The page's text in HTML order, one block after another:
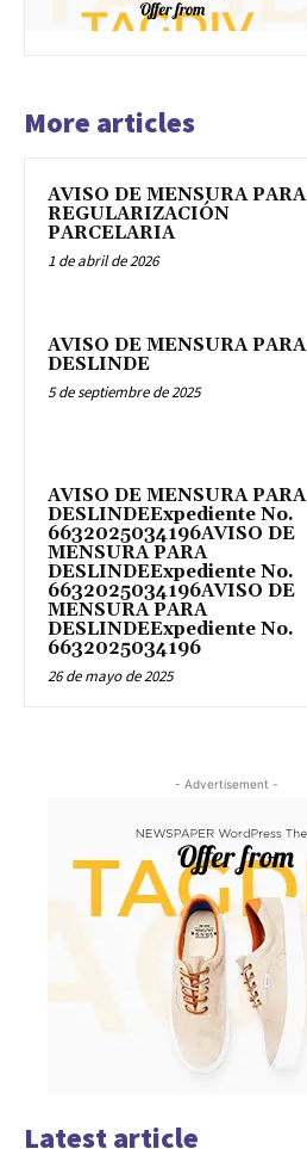
More articles
AVISO DE MENSURA PARA
REGULARIZACIÓN
PARCELARIA
1 de abril de 2026
AVISO DE MENSURA PARA
DESLINDE
5 de septiembre de 2025
AVISO DE MENSURA PARA
DESLINDEExpediente No.
6632025034196AVISO DE
MENSURA PARA
DESLINDEExpediente No.
6632025034196AVISO DE
MENSURA PARA
DESLINDEExpediente No.
6632025034196
26 de mayo de 2025
- Advertisement -
Latest article